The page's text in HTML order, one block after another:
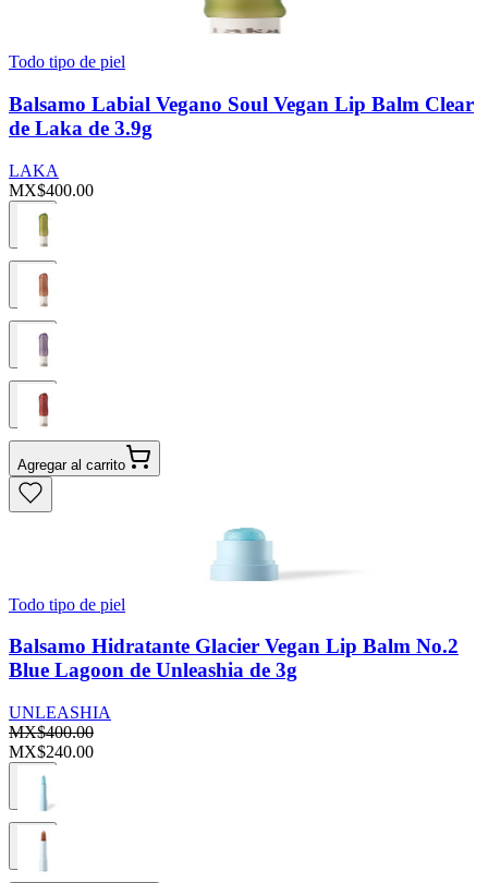
Todo tipo de piel
Balsamo Labial Vegano Soul Vegan Lip Balm Clear
de Laka de 3.9g
LAKA
MX$400.00
Agregar al carrito
Todo tipo de piel
Balsamo Hidratante Glacier Vegan Lip Balm No.2
Blue Lagoon de Unleashia de 3g
UNLEASHIA
MX$400.00
MX$240.00